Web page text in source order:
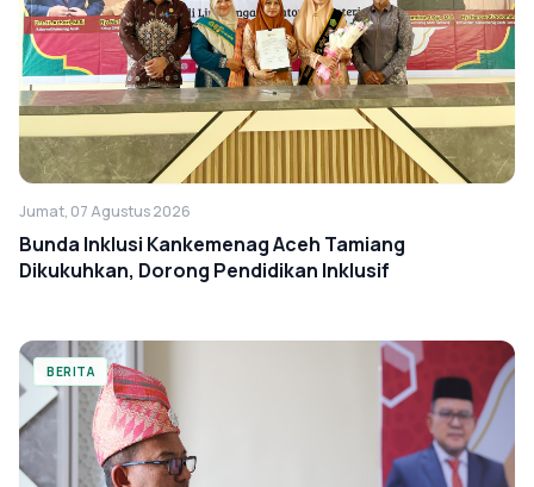
Jumat, 07 Agustus 2026
Bunda Inklusi Kankemenag Aceh Tamiang
Dikukuhkan, Dorong Pendidikan Inklusif
BERITA